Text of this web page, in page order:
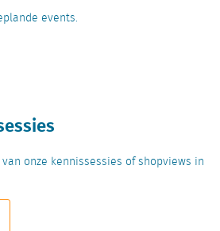
events.
onze kennissessies of shopviews in